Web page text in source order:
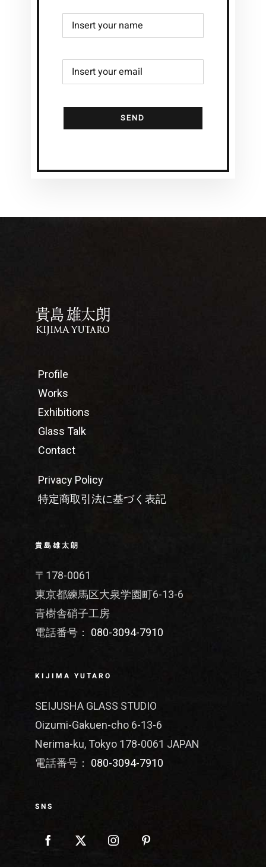
Profile
Works
Exhibitions
Glass Talk
Contact
Privacy Policy
特定商取引法に基づく表記
貴島雄太朗
〒178-0061
東京都練馬区大泉学園町6-13-6
青樹舎硝子工房
電話番号： 080-3094-7910
KIJIMA YUTARO
SEIJUSHA GLASS STUDIO
Oizumi-Gakuen-cho 6-13-6
Nerima-ku, Tokyo 178-0061 JAPAN
電話番号： 080-3094-7910
SNS